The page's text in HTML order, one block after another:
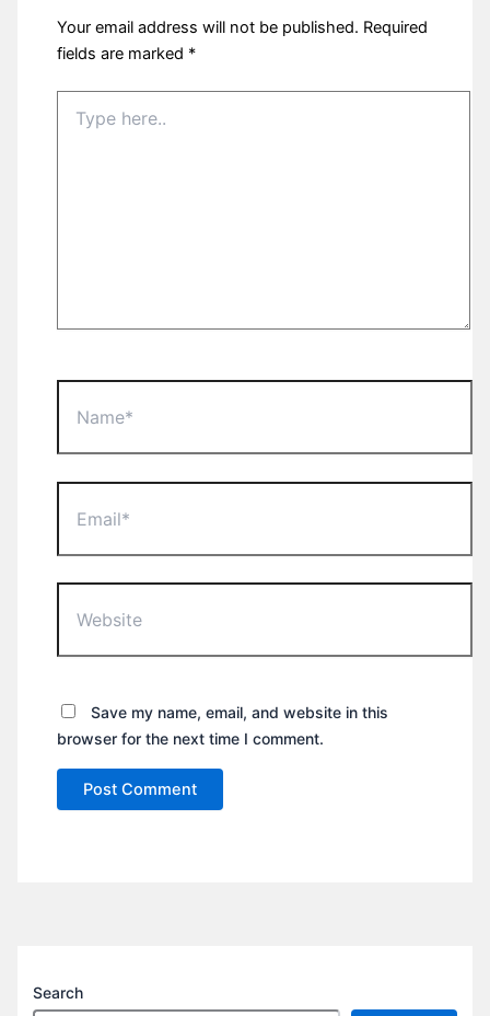
Your email address will not be published. Required
fields are marked *
here..
Save my name, email, and website in this
browser for the next time I comment.
Search